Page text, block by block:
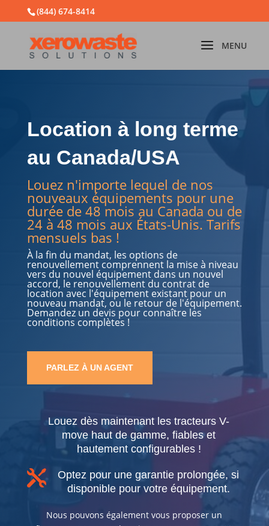
(844) 674-8414
Location à long terme
au Canada/USA
Louez n'importe lequel de nos
nouveaux équipements pour une
durée de 48 mois au Canada ou de
24 à 48 mois aux États-Unis. Tarifs
mensuels bas !
À la fin du mandat, les options de
renouvellement comprennent la mise à niveau
vers du nouvel équipement dans un nouvel
accord, le renouvellement du contrat de
location avec l'équipement existant pour un
nouveau mandat, ou le retour de l'équipement.
Demandez un devis pour connaître les
conditions complètes !
PARLEZ À UN AGENT
Louez dès maintenant les tracteurs V-
move haut de gamme, fiables et
hautement configurables !

Optez pour une garantie prolongée, si
disponible pour votre équipement.
Nous pouvons également vous proposer un